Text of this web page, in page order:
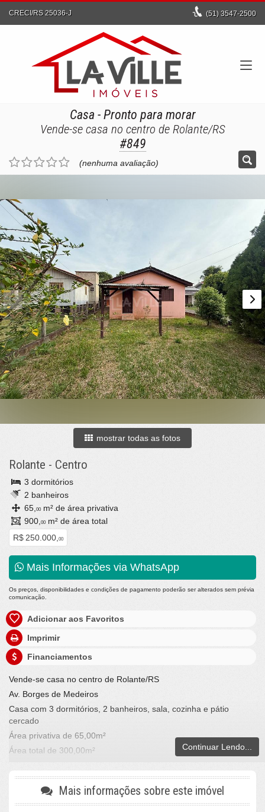
CRECI/RS 25036-J (51) 3547-2500
Casa - Pronto para morar
Vende-se casa no centro de Rolante/RS
#849
(nenhuma avaliação)
mostrar todas as fotos
Rolante - Centro
3 dormitórios
2 banheiros
65, 00 m² de área privativa
900, 00 m² de área total
R$ 250.000, 00
Mais Informações via WhatsApp
Os preços, disponibilidades e condições de pagamento poderão ser alterados sem prévia
comunicação.
Adicionar aos Favoritos
Imprimir
Financiamentos
Vende-se casa no centro de Rolante/RS
Av. Borges de Medeiros
Casa com 3 dormitórios, 2 banheiros, sala, cozinha e pátio
cercado
Área privativa de 65,00m²
Área total de 300,00m²
Fone/whats (51) 99960-1820 ou (51) 98045-6607
LA VILLE IMOVEIS
CRECI/RS 25036-J - Rolante / RS
Continuar Lendo...
Mais informações sobre este imóvel